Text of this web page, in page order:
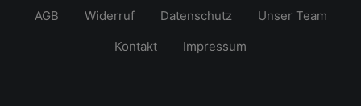
AGB Widerruf Datenschutz
Unser Team
Kontakt
Impressum